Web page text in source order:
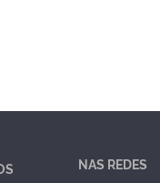
NAS REDES